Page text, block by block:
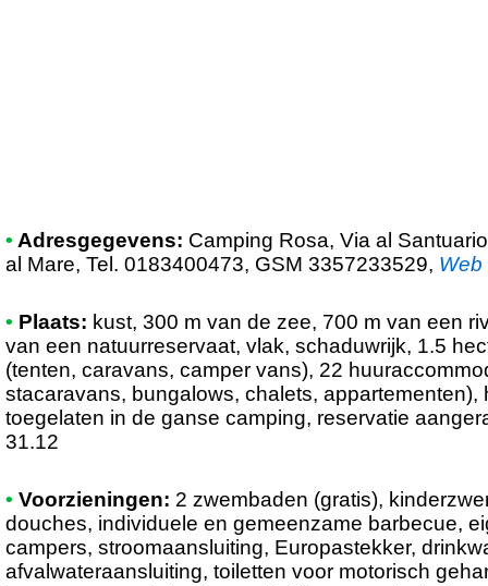
• Adresgegevens: Camping Rosa, Via al
al Mare, Tel. 0183400473, GSM 3357233529, Web
• Plaats: kust, 300 m van de zee, 700 m van een
van een natuurreservaat, vlak, schaduwrijk, 1.5
(tenten, caravans, camper vans), 22
stacaravans, bungalows, chalets,
toegelaten in de ganse camping, reservatie
31.12
• Voorzieningen: 2 zwembaden (gratis),
douches, individuele en gemeenzame barbecue,
campers, stroomaansluiting, Europastekker,
afvalwateraansluiting, toiletten voor motorisch